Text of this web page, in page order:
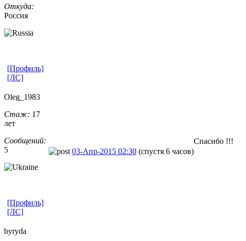
Откуда:
Россия
[Профиль]
[ЛС]
Oleg_1983
Стаж: 17
лет
Сообщений:
5
03-Апр-2015 02:30 (спустя 6 часов)
Спасибо !!!
[Профиль]
[ЛС]
byryda